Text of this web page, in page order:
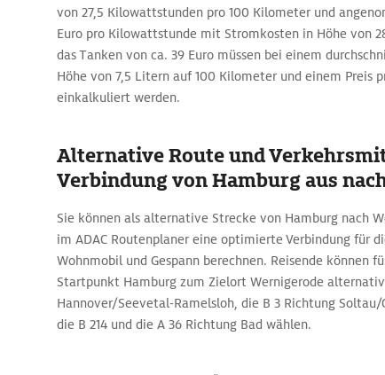
von 27,5 Kilowattstunden pro 100 Kilometer und
Euro pro Kilowattstunde mit Stromkosten in Höhe von
das Tanken von ca. 39 Euro müssen bei einem
Höhe von 7,5 Litern auf 100 Kilometer und einem Preis
einkalkuliert werden.
Alternative Route und
Verbindung von Hamburg aus
Sie können als alternative Strecke von Hamburg nach
im ADAC Routenplaner eine optimierte Verbindung für
Wohnmobil und Gespann berechnen. Reisende können
Startpunkt Hamburg zum Zielort Wernigerode
Hannover/Seevetal-Ramelsloh, die B 3 Richtung
die B 214 und die A 36 Richtung Bad wählen.